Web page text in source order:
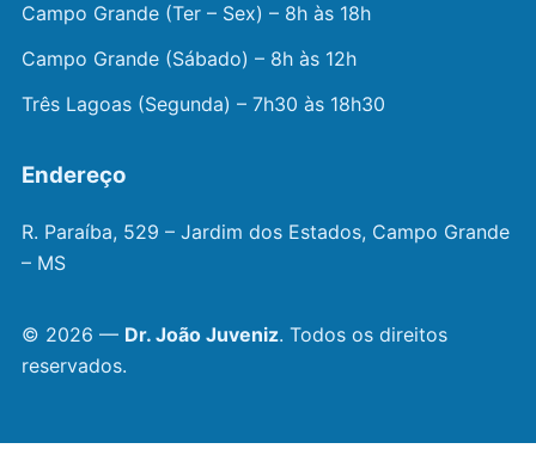
Campo Grande (Ter – Sex) – 8h às 18h
Campo Grande (Sábado) – 8h às 12h
Três Lagoas (Segunda) – 7h30 às 18h30
Endereço
R. Paraíba, 529 – Jardim dos Estados, Campo Grande
– MS
© 2026 — Dr. João Juveniz. Todos os direitos
reservados.